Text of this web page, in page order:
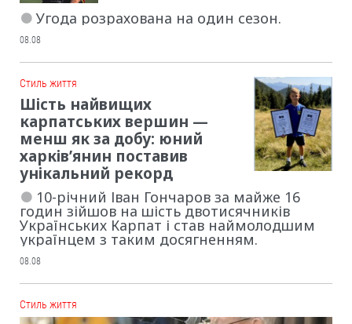
Угода розрахована на один сезон.
08.08
Cтиль життя
Шість найвищих
карпатських вершин —
менш як за добу: юний
харків’янин поставив
унікальний рекорд
10-річний Іван Гончаров за майже 16
годин зійшов на шість двотисячників
Українських Карпат і став наймолодшим
українцем з таким досягненням.
08.08
Cтиль життя